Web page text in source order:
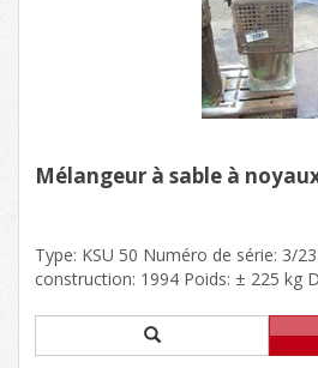
Mélangeur à sable à
Type: KSU 50 Numéro de série: 3/
construction: 1994 Poids: ± 225 kg